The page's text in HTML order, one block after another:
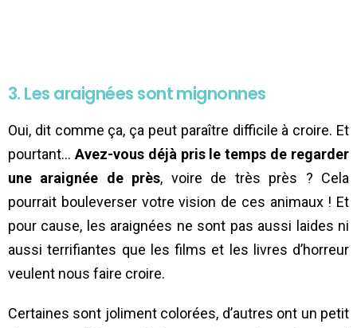
3. Les araignées sont mignonnes
Oui, dit comme ça, ça peut paraître difficile à croire. Et
pourtant…Avez-vous déjà pris le temps de regarder
une araignée de près, voire de très près ? Cela
pourrait bouleverser votre vision de ces animaux ! Et
pour cause, les araignées ne sont pas aussi laides ni
aussi terrifiantes que les films et les livres d’horreur
veulent nous faire croire.
Certaines sont joliment colorées, d’autres ont un petit